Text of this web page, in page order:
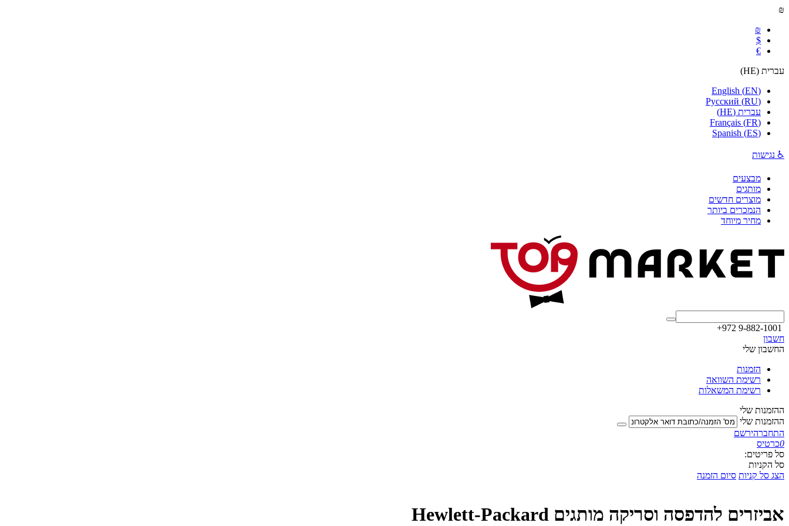
₪
₪
$
€
עברית (
HE
)
English (EN)
Русский (RU)
עברית (
HE
)
Français (FR)
Spanish (ES)
♿ נגישות
מבצעים
מותגים
מוצרים חדשים
הנמכרים ביותר
מחיר מיוחד
+972 9-882-1001
חשבון
החשבון שלי
הזמנות
רשימת השוואה
רשימת המשאלות
ההזמנות שלי
ההזמנות שלי
התחברהירשם
0כרטיס
סל פריטים:
סל הקניות
הצג סל קניות סיום הזמנה
אביזרים להדפסה וסריקה מותגים Hewlett-Packard